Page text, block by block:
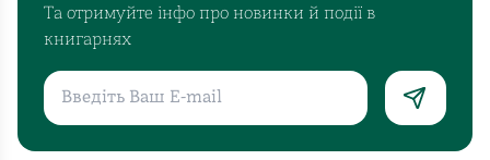
Та отримуйте інфо про новинки й події в
книгарнях